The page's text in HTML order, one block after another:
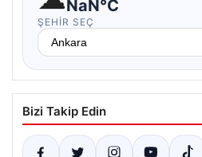
NaN°C
ŞEHIR SEÇ
Bizi Takip Edin